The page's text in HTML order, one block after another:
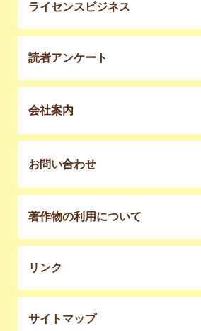
ライセンスビジネス
読者アンケート
会社案内
お問い合わせ
著作物の利用について
リンク
サイトマップ